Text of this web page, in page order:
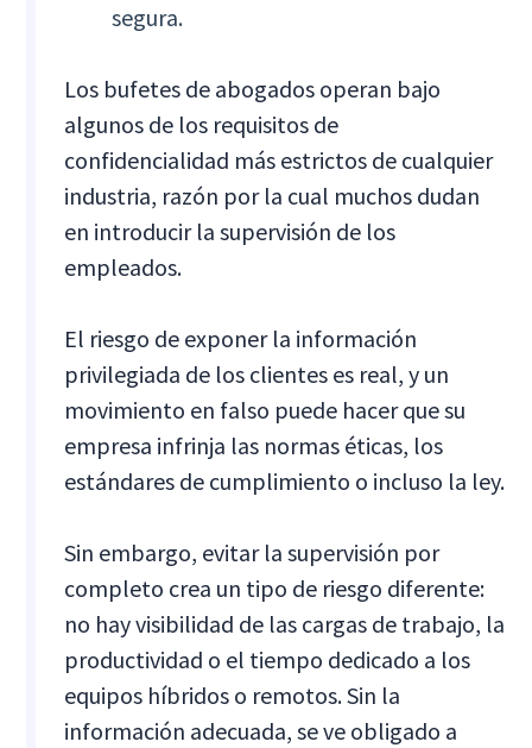
segura.
Los bufetes de abogados operan bajo
algunos de los requisitos de
confidencialidad más estrictos de cualquier
industria, razón por la cual muchos dudan
en introducir la supervisión de los
empleados.
El riesgo de exponer la información
privilegiada de los clientes es real, y un
movimiento en falso puede hacer que su
empresa infrinja las normas éticas, los
estándares de cumplimiento o incluso la ley.
Sin embargo, evitar la supervisión por
completo crea un tipo de riesgo diferente:
no hay visibilidad de las cargas de trabajo, la
productividad o el tiempo dedicado a los
equipos híbridos o remotos. Sin la
información adecuada, se ve obligado a